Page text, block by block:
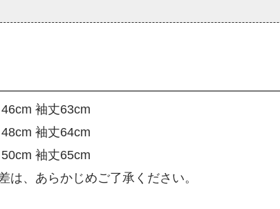
袖丈63cm
袖丈64cm
袖丈65cm
、あらかじめご了承ください。